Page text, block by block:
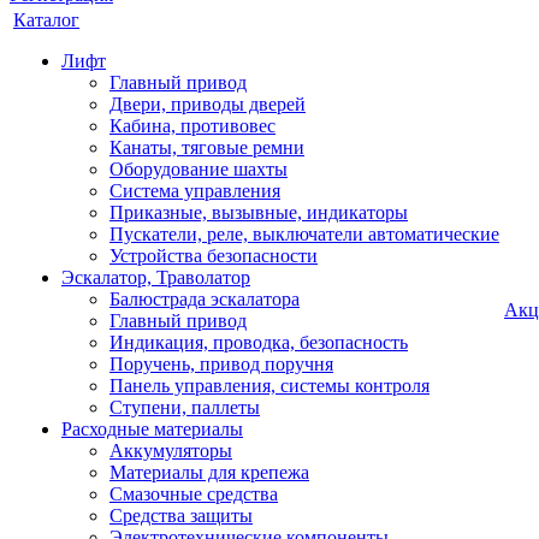
Каталог
Лифт
Главный привод
Двери, приводы дверей
Кабина, противовес
Канаты, тяговые ремни
Оборудование шахты
Система управления
Приказные, вызывные, индикаторы
Пускатели, реле, выключатели автоматические
Устройства безопасности
Эскалатор, Траволатор
Балюстрада эскалатора
Главный привод
Индикация, проводка, безопасность
Поручень, привод поручня
Панель управления, системы контроля
Ступени, паллеты
Расходные материалы
Аккумуляторы
Материалы для крепежа
Смазочные средства
Средства защиты